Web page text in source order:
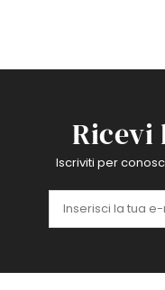
Ricevi
Iscriviti per